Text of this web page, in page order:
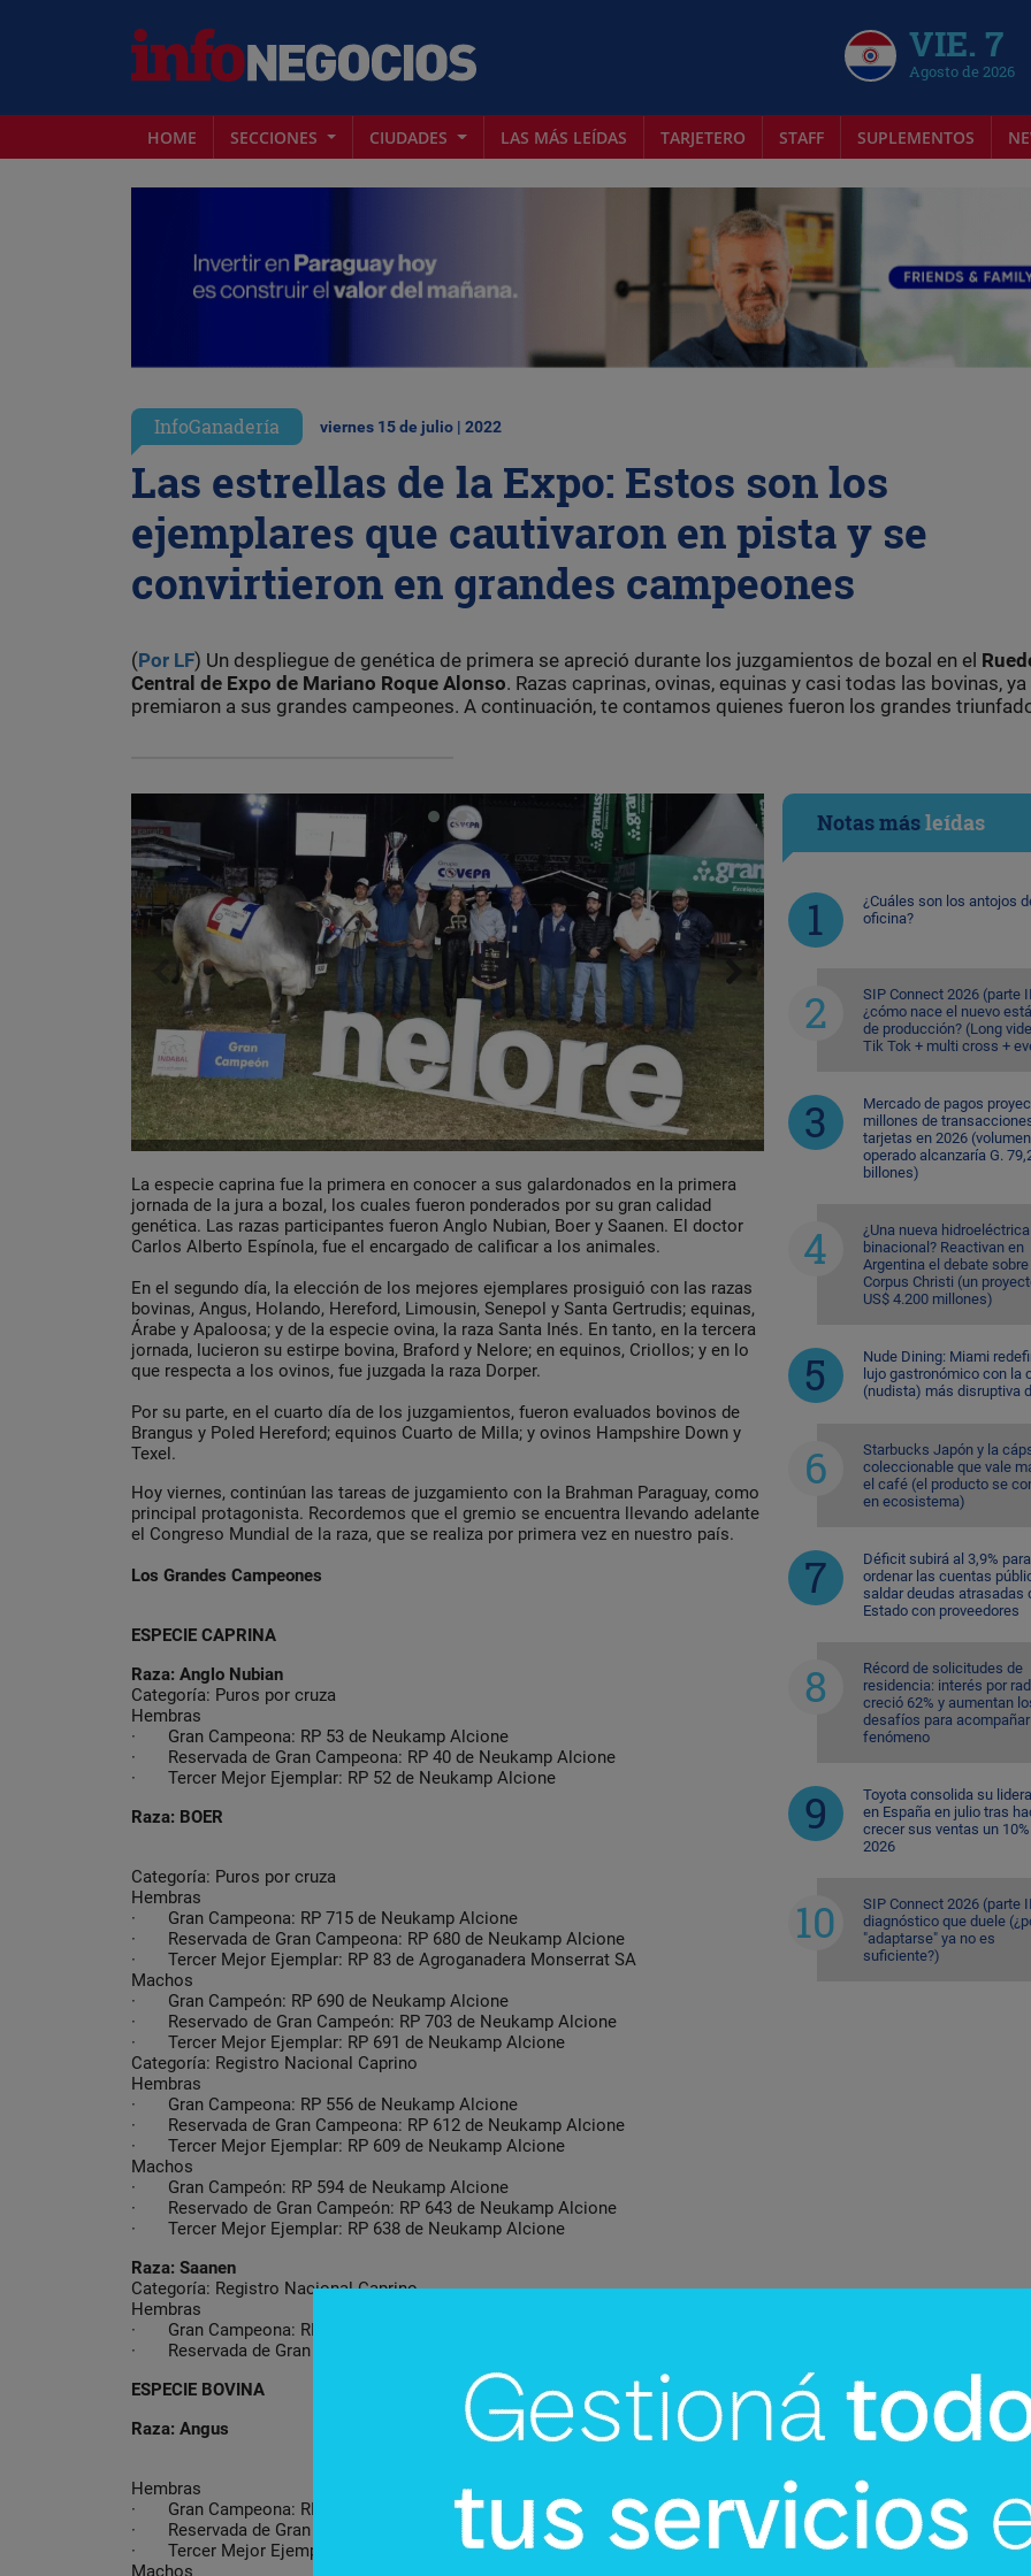
VIE. 7
Agosto de 2026
HOME SECCIONES CIUDADES LAS MÁS LEÍDAS TARJETERO STAFF SUPLEMENTOS
InfoGanadería viernes 15 de julio | 2022
Las estrellas de la Expo: Estos son los
ejemplares que cautivaron en pista y se
convirtieron en grandes campeones
(Por LF) Un despliegue de genética de primera se apreció durante los juzgamientos de bozal en el
Central de Expo de Mariano Roque Alonso. Razas caprinas, ovinas, equinas y casi todas las bovinas, ya
premiaron a sus grandes campeones. A continuación, te contamos quienes fueron los grandes
La especie caprina fue la primera en conocer a sus galardonados en la primera
jornada de la jura a bozal, los cuales fueron ponderados por su gran calidad
genética. Las razas participantes fueron Anglo Nubian, Boer y Saanen. El doctor
Carlos Alberto Espínola, fue el encargado de calificar a los animales.
En el segundo día, la elección de los mejores ejemplares prosiguió con las razas
bovinas, Angus, Holando, Hereford, Limousin, Senepol y Santa Gertrudis; equinas,
Árabe y Apaloosa; y de la especie ovina, la raza Santa Inés. En tanto, en la tercera
jornada, lucieron su estirpe bovina, Braford y Nelore; en equinos, Criollos; y en lo
que respecta a los ovinos, fue juzgada la raza Dorper.
Por su parte, en el cuarto día de los juzgamientos, fueron evaluados bovinos de
Brangus y Poled Hereford; equinos Cuarto de Milla; y ovinos Hampshire Down y
Texel.
Hoy viernes, continúan las tareas de juzgamiento con la Brahman Paraguay, como
principal protagonista. Recordemos que el gremio se encuentra llevando adelante
el Congreso Mundial de la raza, que se realiza por primera vez en nuestro país.
Los Grandes Campeones
ESPECIE CAPRINA
Raza: Anglo Nubian
Categoría: Puros por cruza
Hembras
· Gran Campeona: RP 53 de Neukamp Alcione
· Reservada de Gran Campeona: RP 40 de Neukamp Alcione
· Tercer Mejor Ejemplar: RP 52 de Neukamp Alcione
Raza: BOER
Categoría: Puros por cruza
Hembras
· Gran Campeona: RP 715 de Neukamp Alcione
· Reservada de Gran Campeona: RP 680 de Neukamp Alcione
· Tercer Mejor Ejemplar: RP 83 de Agroganadera Monserrat SA
Machos
· Gran Campeón: RP 690 de Neukamp Alcione
· Reservado de Gran Campeón: RP 703 de Neukamp Alcione
· Tercer Mejor Ejemplar: RP 691 de Neukamp Alcione
Categoría: Registro Nacional Caprino
Hembras
· Gran Campeona: RP 556 de Neukamp Alcione
· Reservada de Gran Campeona: RP 612 de Neukamp Alcione
· Tercer Mejor Ejemplar: RP 609 de Neukamp Alcione
Machos
· Gran Campeón: RP 594 de Neukamp Alcione
· Reservado de Gran Campeón: RP 643 de Neukamp Alcione
· Tercer Mejor Ejemplar: RP 638 de Neukamp Alcione
Raza: Saanen
Categoría: Registro Nacional Caprino
Hembras
· Gran Campeona: RP 4 de Ramírez Reyes Jorge Luís
· Reservada de Gran Campeona: RP 101 de Giménez Díaz Venicia
ESPECIE BOVINA
Raza: Angus
Hembras
· Gran Campeona: RP 299 de Eusebio Manuel Cardozo
· Reservada de Gran Campeona: RP 20 de Altona S.A.E.
· Tercer Mejor Ejemplar: RP 305 de Eusebio Manuel Cardozo
Machos
Notas másleídas
¿Cuáles son los antojos
oficina?
SIP Connect 2026 (parte
¿cómo nace el nuevo
de producción? (Long
Tik Tok + multi cross +
Mercado de pagos
millones de
tarjetas en 2026 (volumen
operado alcanzaría G.
billones)
¿Una nueva hidroeléctrica
binacional? Reactivan en
Argentina el debate sobre
Corpus Christi (un
US$ 4.200 millones)
Nude Dining: Miami
lujo gastronómico con la
(nudista) más disruptiva
Starbucks Japón y la
coleccionable que vale
el café (el producto se
en ecosistema)
Déficit subirá al 3,9% para
ordenar las cuentas
saldar deudas atrasadas
Estado con proveedores
Récord de solicitudes de
residencia: interés por
creció 62% y aumentan
desafíos para acompañar
fenómeno
Toyota consolida su
en España en julio tras
crecer sus ventas un
2026
SIP Connect 2026 (parte
diagnóstico que duele
"adaptarse" ya no es
suficiente?)